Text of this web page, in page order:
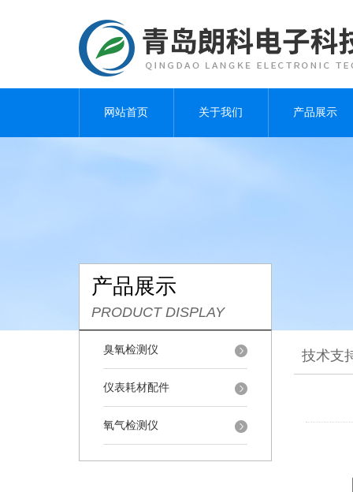
网站首页 关于我们 产品展示
产品展示
PRODUCT DISPLAY
臭氧检测仪
仪表耗材配件
氧气检测仪
技术支